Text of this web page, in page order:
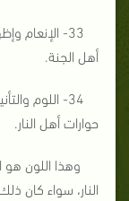
33- الإنعام
أهل الجنة.
34- اللوم
حوارات أهل النار.
وهذا اللون
النار، سواء كان